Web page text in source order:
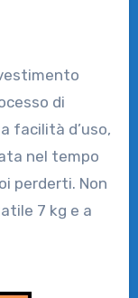
di
facilità d’uso,
nel tempo
perderti. Non
7 kg e a